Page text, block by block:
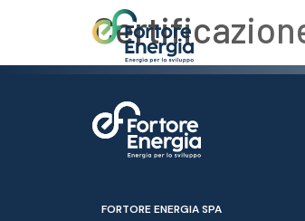
FORTORE ENERGIA SPA